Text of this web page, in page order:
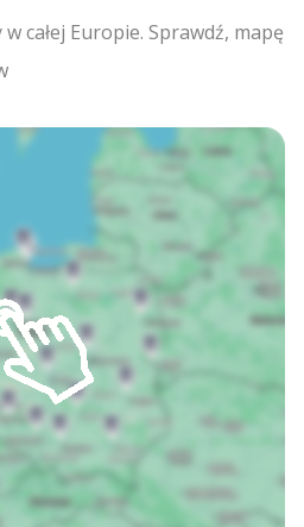
całej Europie. Sprawdź, mapę